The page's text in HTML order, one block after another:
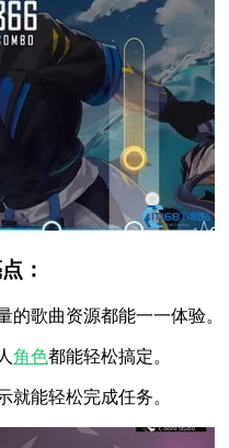
：
的歌曲资源都能一一体验。
角色都能轻松搞定。
就能轻松完成任务。